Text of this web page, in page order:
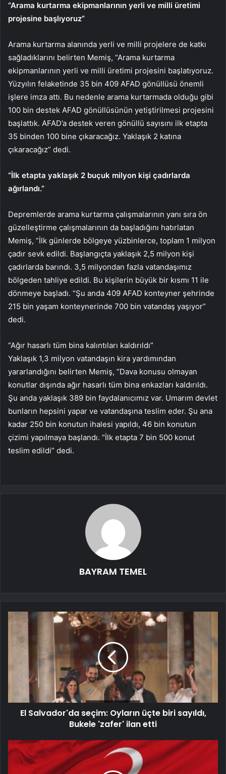
“Arama kurtarma ekipmanlarının yerli ve milli üretimi
projesine başlıyoruz”
Arama kurtarma alanında yerli ve milli projelere de katkı
sağladıklarını belirten Memiş, “Arama kurtarma
ekipmanlarının yerli ve milli üretimi projesini başlatıyoruz.
Yüzyılın felaketinde 35 bin 409 AFAD gönüllüsü önemli
işlere imza attı. Bu nedenle arama kurtarmada olduğu gibi
100 bin destek AFAD gönüllüsünün yetiştirilmesi projesini
başlattık. AFAD’a destek veren gönüllü sayısını ilk etapta
35 binden 100 bine çıkaracağız. Yaklaşık 2 katına
çıkaracağız” dedi.
“İlk etapta yaklaşık 2 buçuk milyon kişi çadırlarda
ağırlandı.”
Depremlerde arama kurtarma çalışmalarının yanı sıra ön
güzelleştirme çalışmalarının da başladığını hatırlatan
Memiş, “İlk günlerde bölgeye yüzbinlerce, toplam 1 milyon
çadır sevk edildi. Başlangıçta yaklaşık 2,5 milyon kişi
çadırlarda barındı. 3,5 milyondan fazla vatandaşımız
bölgeden tahliye edildi. Bu kişilerin büyük bir kısmı 11 ile
dönmeye başladı. “Şu anda 409 AFAD konteyner şehrinde
215 bin yaşam konteynerinde 700 bin vatandaş yaşıyor”
dedi.
“Ağır hasarlı tüm bina kalıntıları kaldırıldı”
Yaklaşık 1,3 milyon vatandaşın kira yardımından
yararlandığını belirten Memiş, “Dava konusu olmayan
konutlar dışında ağır hasarlı tüm bina enkazları kaldırıldı.
Şu anda yaklaşık 389 bin faydalanıcımız var. Umarım devlet
bunların hepsini yapar ve vatandaşına teslim eder. Şu ana
kadar 250 bin konutun ihalesi yapıldı, 46 bin konutun
çizimi yapılmaya başlandı. “İlk etapta 7 bin 500 konut
teslim edildi” dedi.
BAYRAM TEMEL
El Salvador'da seçim: Oyların üçte biri sayıldı,
Bukele 'zafer' ilan etti